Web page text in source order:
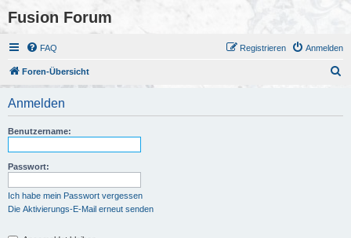
Fusion Forum
FAQ Anmelden
Registrieren
Foren-Übersicht
Anmelden
Benutzername:
Passwort:
Ich habe mein Passwort vergessen
Die Aktivierungs-E-Mail erneut senden